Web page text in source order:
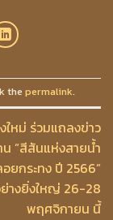
the permalink.
ใหม่ ร่วมแถลงข่าว
น ”สีสันแห่งสายน้ำ
ยกระทง ปี 2566”
างยิ่งใหญ่ 26-28
พฤศจิกายน นี้